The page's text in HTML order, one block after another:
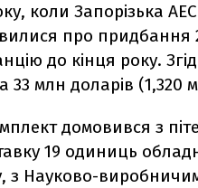
коли Запорізька
про придбання
до кінця року.
33 млн доларів
домовився з
19 одиниць
з Науково-